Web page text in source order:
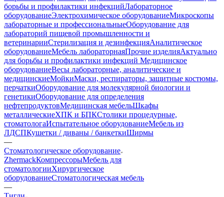
борьбы и профилактики инфекцийЛабораторное
оборудованиеЭлектрохимическое оборудованиеМикроскопы
лабораторные и профессиональныеОборудование для
лабораторий пищевой промышленности и
ветеринарииСтерилизация и дезинфекцияАналитическое
оборудованиеМебель лабораторнаяПрочие изделияАктуально
для борьбы и профилактики инфекций Медицинское
оборудованиеВесы лабораторные, аналитические и
медицинскиеМойкиМаски, респираторы, защитные костюмы,
перчаткиОборудование для молекулярной биологии и
генетикиОборудование для определения
нефтепродуктовМедицинская мебельШкафы
металлическиеХПК и БПКСтолики процедурные,
стоматологаИспытательное оборудованиеМебель из
ЛДСПКушетки / диваны / банкеткиШирмы
—
Стоматологическое оборудование
ZhermackКомпрессорыМебель для
стоматологииХирургическое
оборудованиеСтоматологическая мебель
—